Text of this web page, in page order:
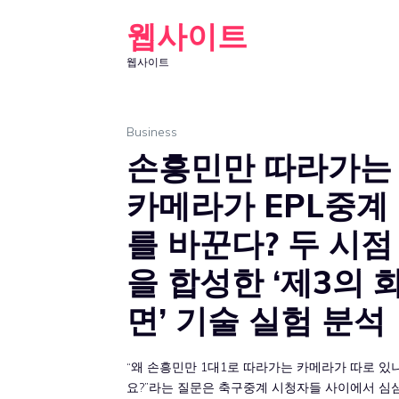
웹사이트
웹사이트
Business
손흥민만 따라가는
카메라가 EPL중계
를 바꾼다? 두 시점
을 합성한 ‘제3의
면’ 기술 실험 분석
“왜 손흥민만 1대1로 따라가는 카메라가 따로 있
요?”라는 질문은 축구중계 시청자들 사이에서 심